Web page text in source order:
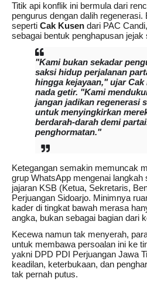
Titik api konflik ini bermula dari
pengurus dengan dalih regenerasi.
seperti Cak Kusen dari PAC
sebagai bentuk penghapusan
"Kami bukan sekadar
saksi hidup perjalanan
hingga kejayaan," ujar
nada getir. "Kami
jangan jadikan regenerasi
untuk menyingkirkan
berdarah-darah demi
penghormatan."
Ketegangan semakin memuncak
grup WhatsApp mengenai langkah
jajaran KSB (Ketua, Sekretaris,
Perjuangan Sidoarjo. Minimnya
kader di tingkat bawah merasa
angka, bukan sebagai bagian dari
Kecewa namun tak menyerah,
untuk membawa persoalan ini ke
yakni DPD PDI Perjuangan Jawa
keadilan, keterbukaan, dan
tak pernah putus.